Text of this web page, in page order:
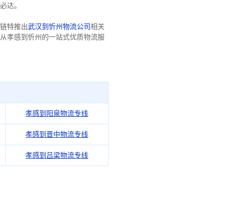
达。
特推出武汉到忻州物流公司相关
孝感到忻州的一站式优质物流服
孝感到阳泉物流专线
孝感到晋中物流专线
孝感到吕梁物流专线